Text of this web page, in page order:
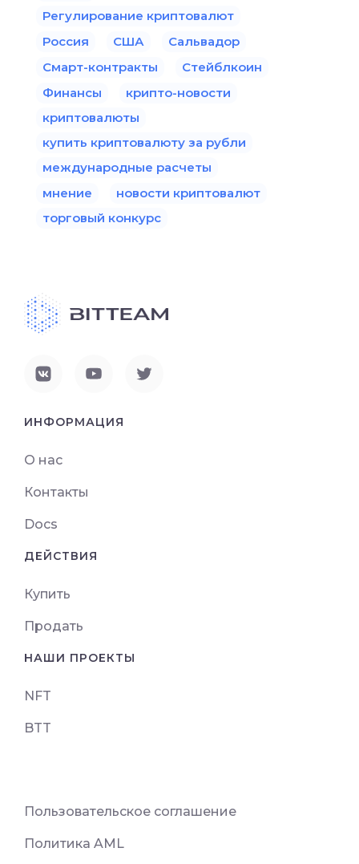
Регулирование криптовалют
Россия
США
Сальвадор
Смарт-контракты
Стейблкоин
Финансы
крипто-новости
криптовалюты
купить криптовалюту за рубли
международные расчеты
мнение
новости криптовалют
торговый конкурс
ИНФОРМАЦИЯ
О нас
Контакты
Docs
ДЕЙСТВИЯ
Купить
Продать
НАШИ ПРОЕКТЫ
NFT
BTT
Пользовательское соглашение
Политика AML